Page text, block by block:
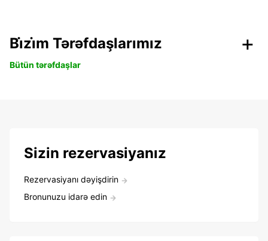
Bi̇zi̇m Tərəfdaşlarımız
Bütün tərəfdaşlar
Sizin rezervasiyanız
Rezervasiyanı dəyişdirin
Bronunuzu idarə edin